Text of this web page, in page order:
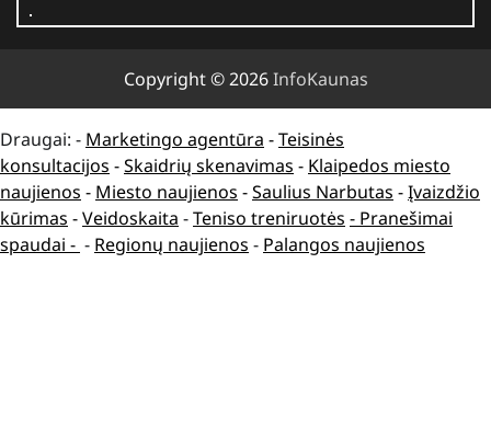
Copyright © 2026InfoKaunas
Draugai: - Marketingo agentūra -Teisinės
konsultacijos -Skaidrių skenavimas - Klaipedos miesto
naujienos - Miesto naujienos -Saulius Narbutas -Įvaizdžio
kūrimas -Veidoskaita -Teniso treniruotės - Pranešimai
spaudai - - Regionų naujienos - Palangos naujienos